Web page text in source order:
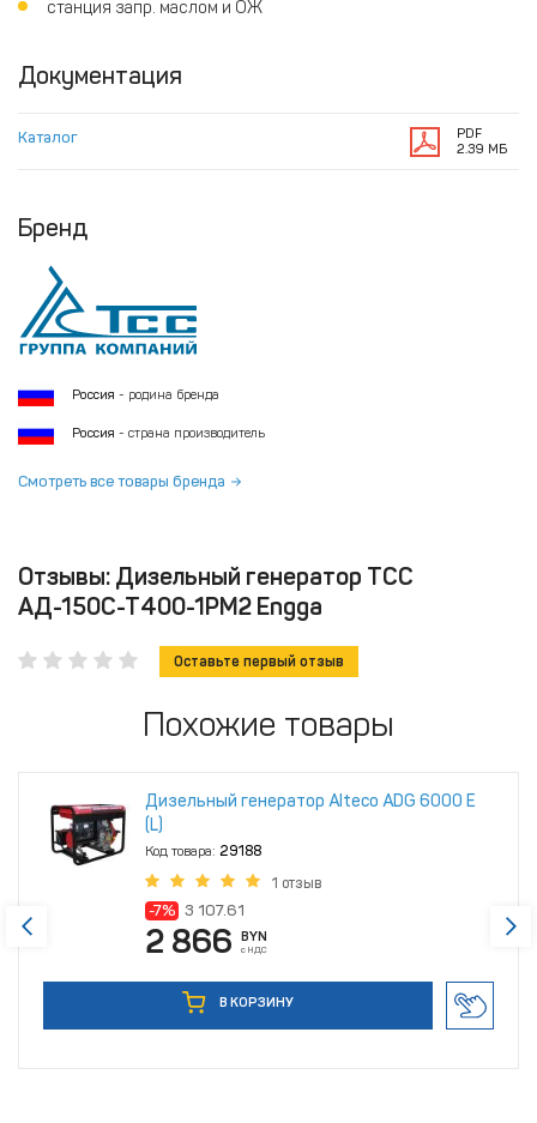
станция запр. маслом и ОЖ
Документация
Каталог
PDF
2.39 МБ
Бренд
Россия - родина бренда
Россия - страна производитель
Смотреть все товары бренда
Отзывы: Дизельный генератор ТСС
АД-150С-Т400-1РМ2 Engga
Оставьте первый отзыв
Похожие товары
Дизельный генератор Alteco ADG 6000 Е
(L)
Код товара: 29188
1 отзыв
-7% 3 107.61
2 866 BYN
с НДС
В КОРЗИНУ